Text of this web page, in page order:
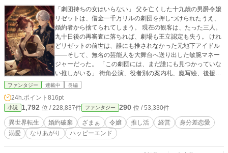
「劇団持ちの女はいらない」 父を亡くした十九歳の男爵令嬢
リゼットは、借金一千万リルの劇団を押しつけられたうえ、
婚約者から捨てられてしまう。 現在の観客は、たった三人。
九十日後の再審査に落ちれば、劇場も王立認定も失う。 けれ
どリゼットの前世は、誰にも推されなかった元地下アイドル
――そして、無名の芸能人を大舞台へ送り出した敏腕マネー
ジャーだった。 「この劇団には、まだ誰にも見つかっていな
い推しがいる」 街角公演、役者別の案内札、魔写絵、後援
会、収支公開。役者の権利と健康を守りながら、リゼットは
援者Ｋから手紙が届く。 Ｋは、成功の陰に隠れた彼女の仕事
を誰より具体的に褒め、決して舞台へ介入しない。リゼット
は少しずつ、彼にだけ弱音を打ち明けるようになる。 だがＫ
の正体は、一般客として劇場へ通っていた第二王子クラウス
で――。 婚約破棄された敏腕令嬢の劇団再建と、彼女を最初
ファンタジー 連載中 長編
24h.ポイント 816pt
小説 1,792 位 / 228,837件 ファンタジー 290 位 / 53,330件
異世界転生 婚約破棄 ざまぁ 令嬢 推し活 経営
身分差恋愛
溺愛
なりあがり ハッピーエンド